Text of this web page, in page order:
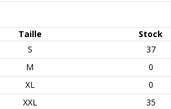
Taille Stock
S 37
M 0
XL 0
XXL 35